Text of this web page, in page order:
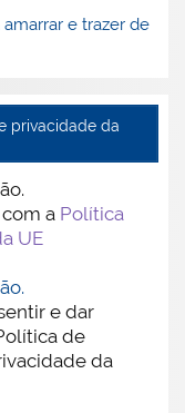
e trazer de
privacidade da
a Política
UE
e dar
de
da